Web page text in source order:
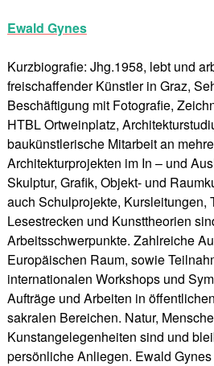
Ewald Gynes
Kurzbiografie: Jhg.1958, lebt und
freischaffender Künstler in Graz,
Beschäftigung mit Fotografie,
HTBL Ortweinplatz,
baukünstlerische Mitarbeit an
Architekturprojekten im In – und
Skulptur, Grafik, Objekt- und
auch Schulprojekte, Kursleitungen,
Lesestrecken und Kunsttheorien
Arbeitsschwerpunkte. Zahlreiche
Europäischen Raum, sowie
internationalen Workshops und
Aufträge und Arbeiten in
sakralen Bereichen. Natur,
Kunstangelegenheiten sind und
persönliche Anliegen. Ewald Gynes